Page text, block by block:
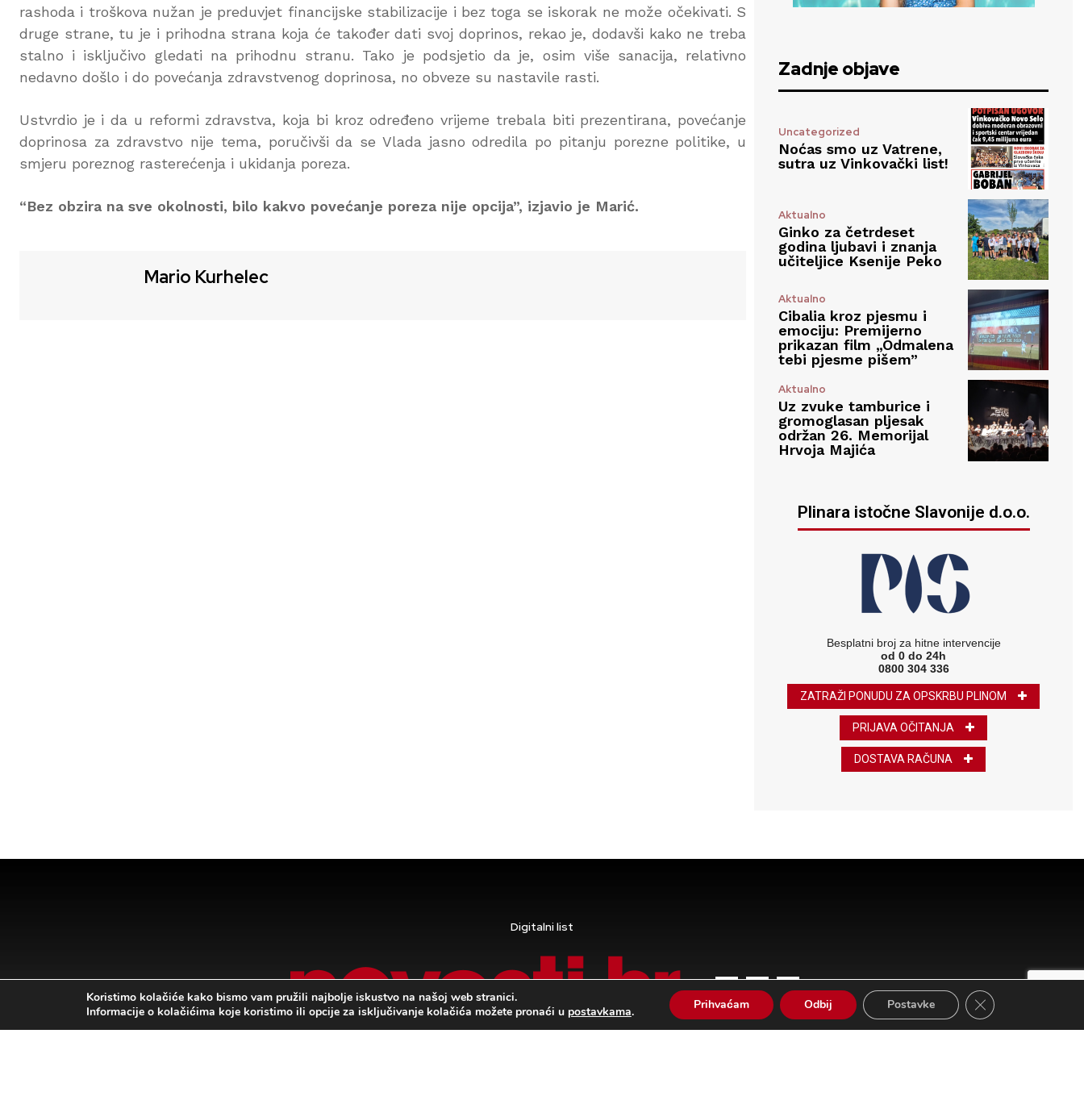
rashoda i troškova nužan je preduvjet financijske stabilizacije i bez toga se iskorak ne može očekivati. S
druge strane, tu je i prihodna strana koja će također dati svoj doprinos, rekao je, dodavši kako ne treba
stalno i isključivo gledati na prihodnu stranu. Tako je podsjetio da je, osim više sanacija, relativno
nedavno došlo i do povećanja zdravstvenog doprinosa, no obveze su nastavile rasti.
Ustvrdio je i da u reformi zdravstva, koja bi kroz određeno vrijeme trebala biti prezentirana, povećanje
doprinosa za zdravstvo nije tema, poručivši da se Vlada jasno odredila po pitanju porezne politike, u
smjeru poreznog rasterećenja i ukidanja poreza.
“Bez obzira na sve okolnosti, bilo kakvo povećanje poreza nije opcija”, izjavio je Marić.
Mario Kurhelec
Zadnje objave
Uncategorized
Noćas smo uz Vatrene,
sutra uz Vinkovački list!
Aktualno
Ginko za četrdeset
godina ljubavi i znanja
učiteljice Ksenije Peko
Aktualno
Cibalia kroz pjesmu i
emociju: Premijerno
prikazan film „Odmalena
tebi pjesme pišem”
Aktualno
Uz zvuke tamburice i
gromoglasan pljesak
održan 26. Memorijal
Hrvoja Majića
Plinara istočne Slavonije d.o.o.
Besplatni broj za hitne intervencije
od 0 do 24h
0800 304 336
ZATRAŽI PONUDU ZA OPSKRBU PLINOM
PRIJAVA OČITANJA
DOSTAVA RAČUNA
Digitalni list
Koristimo kolačiće kako bismo vam pružili najbolje iskustvo na našoj web stranici.
Informacije o kolačićima koje koristimo ili opcije za isključivanje kolačića možete pronaći u postavkama. Prihvaćam Odbij Postavke Close GDPR Cookie